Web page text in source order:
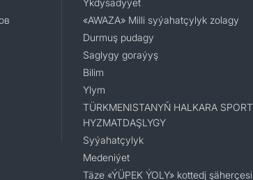
Ykdysadyýet
«AWAZA» Milli syýahatçylyk zolagy
Durmuş pudagy
Saglygy goraýyş
Bilim
Ylym
TÜRKMENISTANYŇ HALKARA SPORT
HYZMATDAŞLYGY
Syýahatçylyk
Medeniýet
Täze «ÝÜPEK ÝOLY» kottedj şäherçesi